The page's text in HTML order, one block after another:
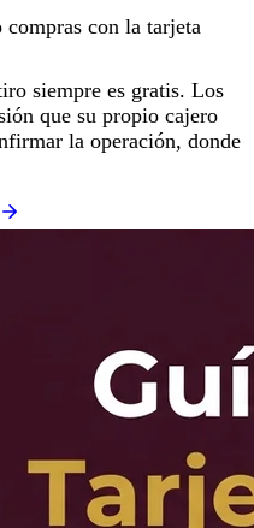
compras con la tarjeta
siempre es gratis. Los
que su propio cajero
la operación, donde